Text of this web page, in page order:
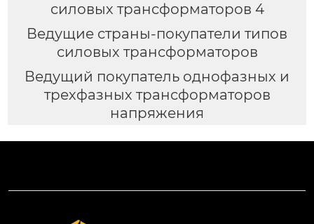
силовых трансформаторов 4
Ведущие страны-покупатели типов
силовых трансформаторов
Ведущий покупатель однофазных и
трехфазных трансформаторов
напряжения